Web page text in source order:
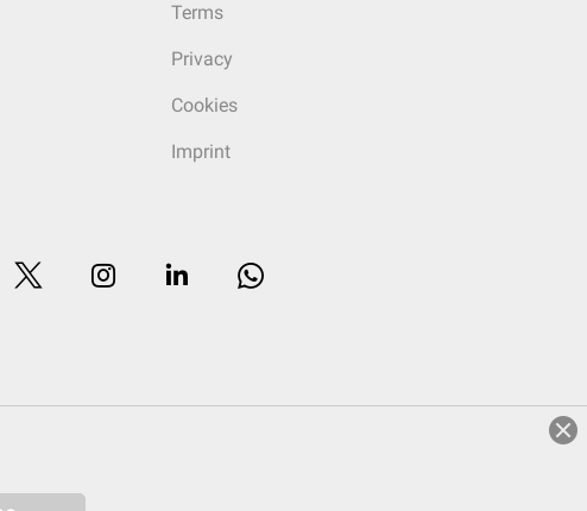
Terms
Privacy
Cookies
Imprint